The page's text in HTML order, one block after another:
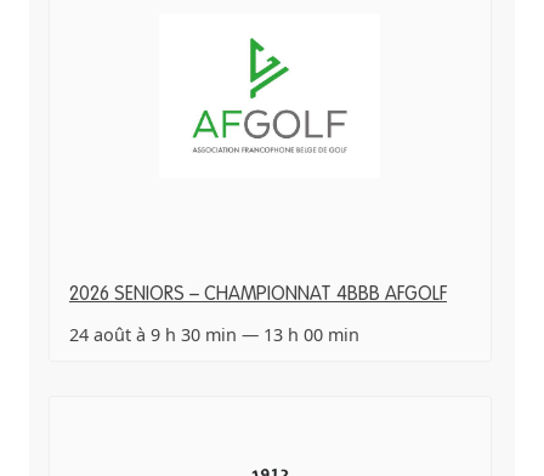
2026 SENIORS – CHAMPIONNAT 4BBB AFGOLF
24 août à 9 h 30 min — 13 h 00 min